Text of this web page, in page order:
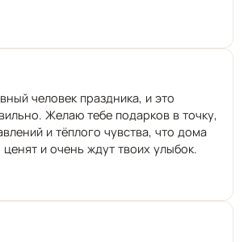
человек праздника, и это
Желаю тебе подарков в точку,
и тёплого чувства, что дома
и очень ждут твоих улыбок.